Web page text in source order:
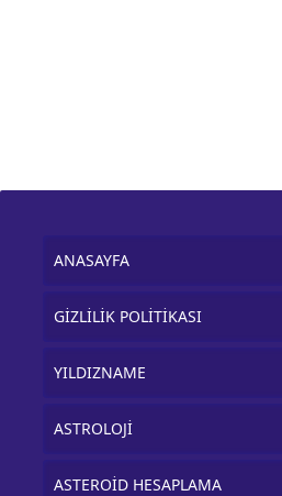
ANASAYFA
GİZLİLİK POLİTİKASI
YILDIZNAME
ASTROLOJİ
ASTEROİD HESAPLAMA